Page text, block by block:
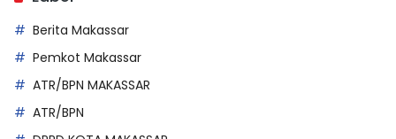
Berita Makassar
Pemkot Makassar
ATR/BPN MAKASSAR
ATR/BPN